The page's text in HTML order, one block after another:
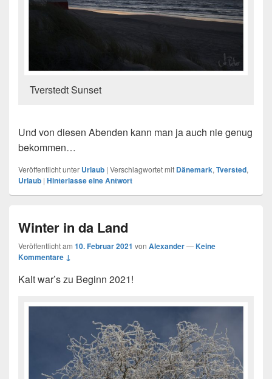
Tverstedt Sunset
Und von diesen Abenden kann man ja auch nie genug
bekommen…
Veröffentlicht unter Urlaub | Verschlagwortet mit Dänemark, Tversted,
Urlaub | Hinterlasse eine Antwort
Winter in da Land
Veröffentlicht am 10. Februar 2021 von Alexander—Keine
Kommentare ↓
Kalt war’s zu Beginn 2021!